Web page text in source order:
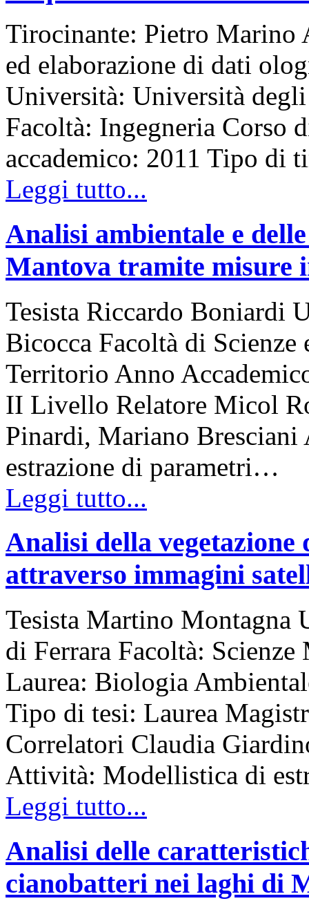
Tirocinante: Pietro
ed elaborazione di dati
Università: Università
Facoltà: Ingegneria Corso
accademico: 2011 Tipo
Leggi tutto...
Analisi ambientale e
Mantova tramite misure
Tesista Riccardo Boniardi
Bicocca Facoltà di
Territorio Anno
II Livello Relatore Micol
Pinardi, Mariano
estrazione di parametri…
Leggi tutto...
Analisi della vegetazione
attraverso immagini
Tesista Martino Montagna
di Ferrara Facoltà:
Laurea: Biologia
Tipo di tesi: Laurea
Correlatori Claudia
Attività: Modellistica di
Leggi tutto...
Analisi delle
cianobatteri nei laghi di